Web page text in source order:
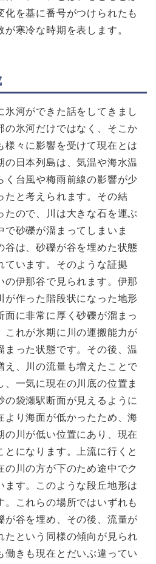
化を基に番号がつけられたも
寒冷な時期を表します。
氷河ができた話をしてきまし
の氷河だけではなく、そこか
様々に影響を受けて現在とは
の日本列島は、気温や海水温
く台風や梅雨前線の影響が少
たと考えられます。その結
たので、川は大きな石を運ぶ
で砂礫が溜まってしまいま
谷は、砂礫が谷を埋めた状態
ています。そのような証拠
の伊那谷で見られます。伊那
が作った階段状になった地形
面に非常に厚く砂礫が溜まっ
これが氷期に川の運搬能力が
まった状態です。その後、温
え、川の流量も増えたことで
一気に現在の川底の位置ま
の袋瀬駅断面が見えるように
より海面が低かったため、海
の川が低い位置にあり、現在
になります。上流に行くと
の川の方が下のため途中でク
ます。このような段丘地形は
。これらの場所ではいずれも
が谷を埋め、その後、流量が
たという同様の傾向が見られ
働きも現在とだいぶ違ってい